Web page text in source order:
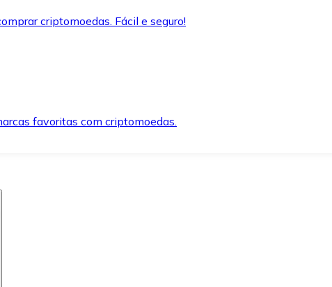
criptomoedas. Fácil e seguro!
favoritas com criptomoedas.
de forma rápida e segura.
fiduciária quando precisar.